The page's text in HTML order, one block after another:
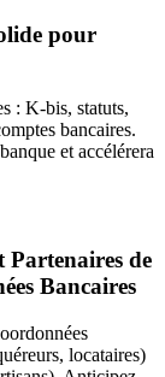
pour
: K-bis, statuts,
bancaires.
et accélérera
Partenaires de
Bancaires
locataires)